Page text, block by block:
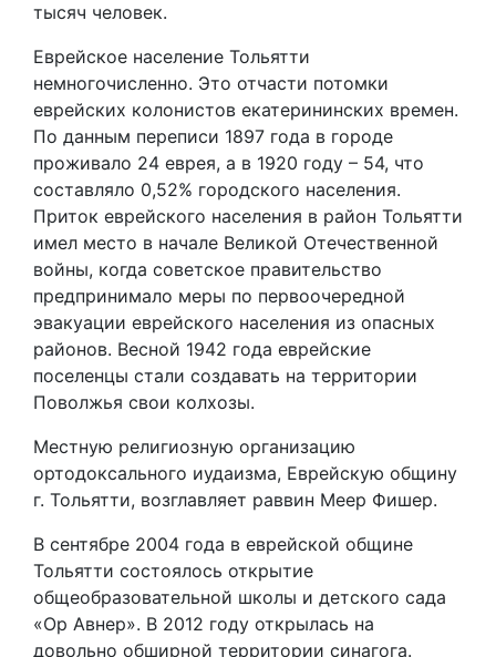
тысяч человек.
Еврейское население Тольятти
немногочисленно. Это отчасти потомки
еврейских колонистов екатерининских времен.
По данным переписи 1897 года в городе
проживало 24 еврея, а в 1920 году – 54, что
составляло 0,52% городского населения.
Приток еврейского населения в район Тольятти
имел место в начале Великой Отечественной
войны, когда советское правительство
предпринимало меры по первоочередной
эвакуации еврейского населения из опасных
районов. Весной 1942 года еврейские
поселенцы стали создавать на территории
Поволжья свои колхозы.
Местную религиозную организацию
ортодоксального иудаизма, Еврейскую общину
г. Тольятти, возглавляет раввин Меер Фишер.
В сентябре 2004 года в еврейской общине
Тольятти состоялось открытие
общеобразовательной школы и детского сада
«Ор Авнер». В 2012 году открылась на
довольно обширной территории синагога.